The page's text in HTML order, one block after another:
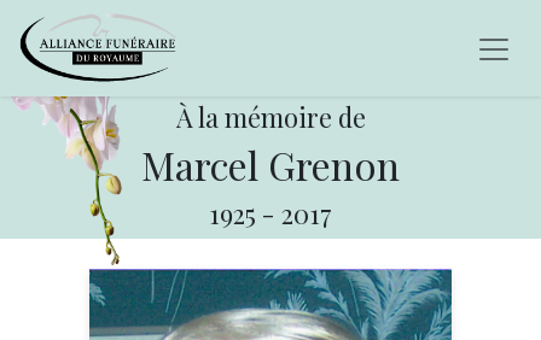
À la mémoire de
Marcel Grenon
1925 - 2017